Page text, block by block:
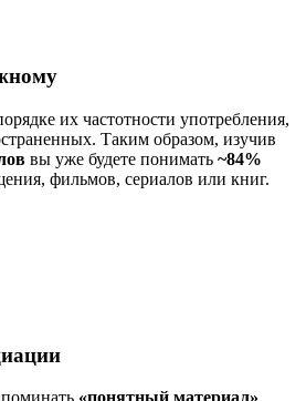
их частотности употребления,
Таким образом, изучив
вы уже будете понимать ~84%
фильмов, сериалов или книг.